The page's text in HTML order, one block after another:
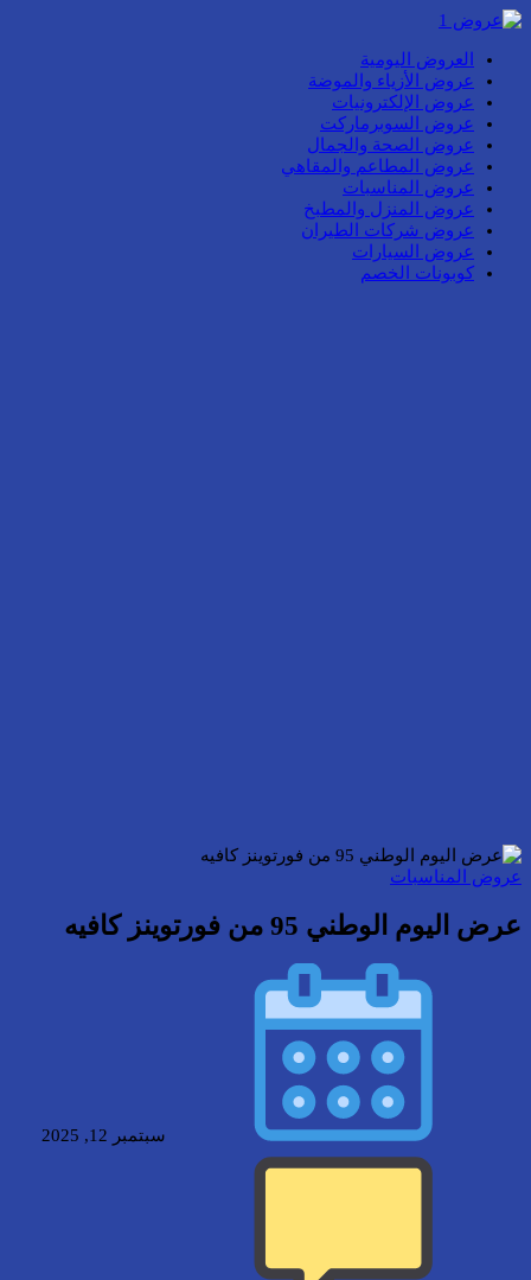
العروض اليومية
عروض الأزياء والموضة
عروض الإلكترونيات
عروض السوبرماركت
عروض الصحة والجمال
عروض المطاعم والمقاهي
عروض المناسبات
عروض المنزل والمطبخ
عروض شركات الطيران
عروض السيارات
كوبونات الخصم
عروض المناسبات
عرض اليوم الوطني 95 من فورتوينز كافيه
سبتمبر 12, 2025